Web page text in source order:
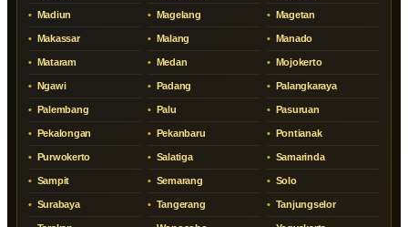
Madiun Magelang Magetan
Makassar Malang Manado
Mataram Medan Mojokerto
Ngawi Padang Palangkaraya
Palembang Palu Pasuruan
Pekalongan Pekanbaru Pontianak
Purwokerto Salatiga Samarinda
Sampit Semarang Solo
Surabaya Tangerang Tanjungselor